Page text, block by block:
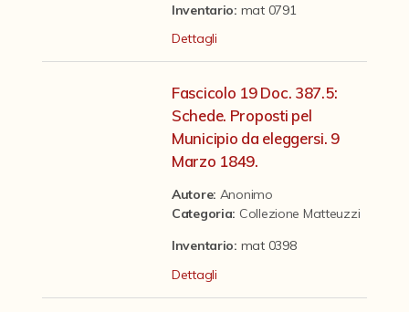
Inventario: mat 0791
Dettagli
Fascicolo 19 Doc. 387.5:
Schede. Proposti pel
Municipio da eleggersi. 9
Marzo 1849.
Autore: Anonimo
Categoria: Collezione Matteuzzi
Inventario: mat 0398
Dettagli